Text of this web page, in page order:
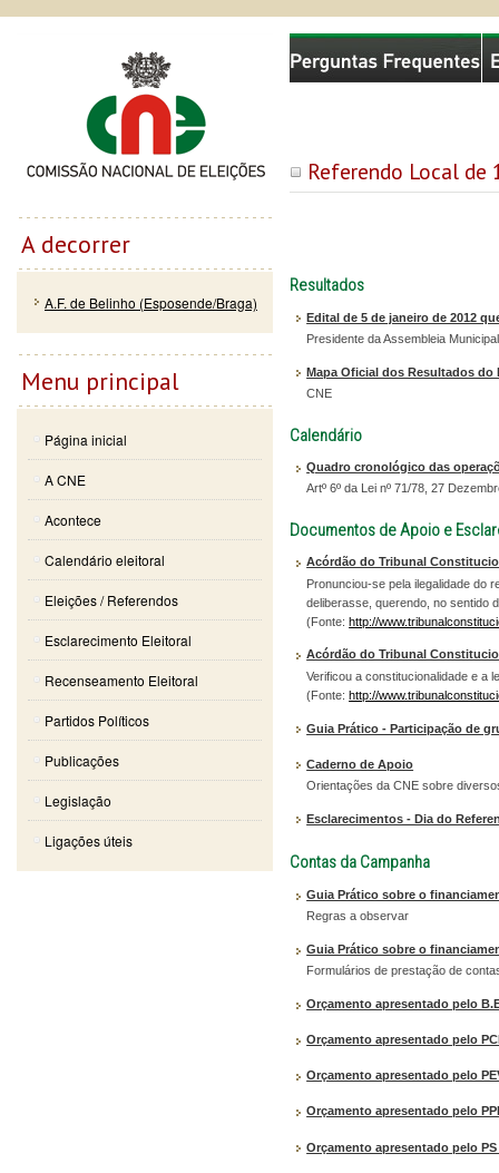
Referendo Local de
Resultados
Edital de 5 de janeiro de 2012
Presidente da Assembleia
Mapa Oficial dos Resultados do
CNE
Calendário
Quadro cronológico das
Artº 6º da Lei nº 71/78, 27
Documentos de Apoio e
Acórdão do Tribunal
Pronunciou-se pela ilegalidade do
deliberasse, querendo, no sentido
(Fonte:http://
Acórdão do Tribunal
Verificou a constitucionalidade e a
(Fonte:http://
Guia Prático - Participação de
Caderno de Apoio
Orientações da CNE sobre
Esclarecimentos - Dia do
Contas da Campanha
Guia Prático sobre o
Regras a observar
Guia Prático sobre o
Formulários de prestação de
Orçamento apresentado pelo
Orçamento apresentado pelo
Orçamento apresentado pelo
Orçamento apresentado pelo
Orçamento apresentado pelo
Comissão Nacional de Eleições
A decorrer
A.F. de Belinho (Esposende/Braga)
Menu principal
Página inicial
A CNE
Acontece
Calendário eleitoral
Eleições / Referendos
Esclarecimento Eleitoral
Recenseamento Eleitoral
Partidos Políticos
Publicações
Legislação
Ligações úteis